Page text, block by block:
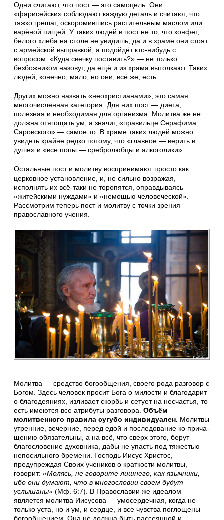
Одни считают, что пост — это самоцель. Они
«фарисейски» соблюдают каждую деталь и считают, что
тяжко грешат, оско­ромившись раститель­ным маслом или
варёной пищей. У таких людей в пост не то, что конфет,
белого хлеба на столе не увидишь, да и в храме они стоят
с армейской вы­правкой, а подойдёт кто-нибудь с
вопросом: «Куда свечку поставить?» — не только
безбожником на­зовут, да ещё и из храма вытолкают. Таких
людей, конечно, мало, но они, всё же, есть.
Других можно назвать «неохристианами», это самая
многочисленная категория. Для них пост — диета,
полезная и не­обходимая для организма. Молитва же не
должна отягощать ум, а значит, «правильце Серафима
Саровского» — самое то. В храме таких людей можно
увидеть крайне редко потому, что «глав­ное — верить в
душе» и «все попы — сребролюб­цы и алкоголики».
Остальные пост и мо­литву воспринимают про­сто как
церковное уста­новление, и, не сильно возражая,
исполнять их всё-таки не торопятся, оправдываясь
«житей­скими нуждами» и «не­мощью человеческой».
Рассмотрим теперь пост и молитву с точки зрения
православного учения.
Молитва — средство богообщения, своего рода разговор с
Богом. Здесь человек просит Бога о милости и благодарит
о благодеяниях, изливает скорбь и сетует на несча­стья, то
есть имеются все атрибуты разговора. Объ­ём
молитвенного пра­вила сугубо индивидуа­лен. Молитвы
утренние, вечерние, перед едой и последование ко прича­
щению обязательны, а на всё, что сверх этого, бе­рут
благословение духов­ника, дабы не упасть под тяжестью
непосильного бремени. Господь Иисус Христос,
предупреждая Своих учеников о крат­кости молитвы,
говорит: «Молясь, не говорите лишнего, как язычники,
ибо они думают, что в многословии своем будут
услышаны» (Мф. 6:7). В Православии же идеалом
является молитва Иисусо­ва — умосердечная, когда не
только уста, но и ум, и сердце, и все чувства поглощены